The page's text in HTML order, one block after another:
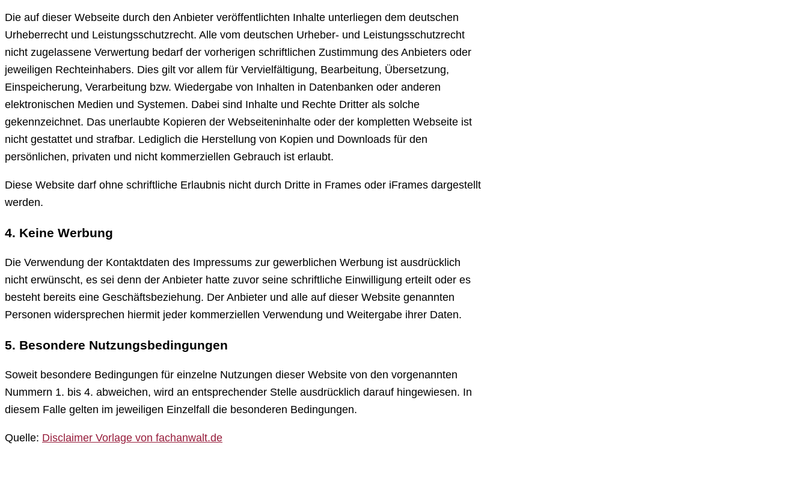
Die auf dieser Webseite durch den Anbieter veröffentlichten Inhalte unterliegen dem deutschen
Urheberrecht und Leistungsschutzrecht. Alle vom deutschen Urheber- und Leistungsschutzrecht
nicht zugelassene Verwertung bedarf der vorherigen schriftlichen Zustimmung des Anbieters oder
jeweiligen Rechteinhabers. Dies gilt vor allem für Vervielfältigung, Bearbeitung, Übersetzung,
Einspeicherung, Verarbeitung bzw. Wiedergabe von Inhalten in Datenbanken oder anderen
elektronischen Medien und Systemen. Dabei sind Inhalte und Rechte Dritter als solche
gekennzeichnet. Das unerlaubte Kopieren der Webseiteninhalte oder der kompletten Webseite ist
nicht gestattet und strafbar. Lediglich die Herstellung von Kopien und Downloads für den
persönlichen, privaten und nicht kommerziellen Gebrauch ist erlaubt.
Diese Website darf ohne schriftliche Erlaubnis nicht durch Dritte in Frames oder iFrames dargestellt
werden.
4. Keine Werbung
Die Verwendung der Kontaktdaten des Impressums zur gewerblichen Werbung ist ausdrücklich
nicht erwünscht, es sei denn der Anbieter hatte zuvor seine schriftliche Einwilligung erteilt oder es
besteht bereits eine Geschäftsbeziehung. Der Anbieter und alle auf dieser Website genannten
Personen widersprechen hiermit jeder kommerziellen Verwendung und Weitergabe ihrer Daten.
5. Besondere Nutzungsbedingungen
Soweit besondere Bedingungen für einzelne Nutzungen dieser Website von den vorgenannten
Nummern 1. bis 4. abweichen, wird an entsprechender Stelle ausdrücklich darauf hingewiesen. In
diesem Falle gelten im jeweiligen Einzelfall die besonderen Bedingungen.
Quelle: Disclaimer Vorlage von fachanwalt.de